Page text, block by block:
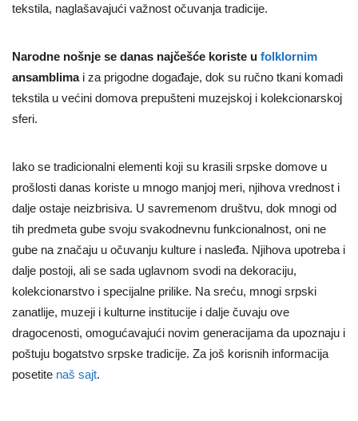
tekstila, naglašavajući važnost očuvanja tradicije.
Narodne nošnje se danas najčešće koriste u folklornim
ansamblimai za prigodne događaje, dok su ručno tkani komadi
tekstila u većini domova prepušteni muzejskoj i kolekcionarskoj
sferi.
Iako se tradicionalni elementi koji su krasili srpske domove u
prošlosti danas koriste u mnogo manjoj meri, njihova vrednost i
dalje ostaje neizbrisiva. U savremenom društvu, dok mnogi od
tih predmeta gube svoju svakodnevnu funkcionalnost, oni ne
gube na značaju u očuvanju kulture i nasleđa. Njihova upotreba i
dalje postoji, ali se sada uglavnom svodi na dekoraciju,
kolekcionarstvo i specijalne prilike. Na sreću, mnogi srpski
zanatlije, muzeji i kulturne institucije i dalje čuvaju ove
dragocenosti, omogućavajući novim generacijama da upoznaju i
poštuju bogatstvo srpske tradicije. Za još korisnih informacija
posetite naš sajt.